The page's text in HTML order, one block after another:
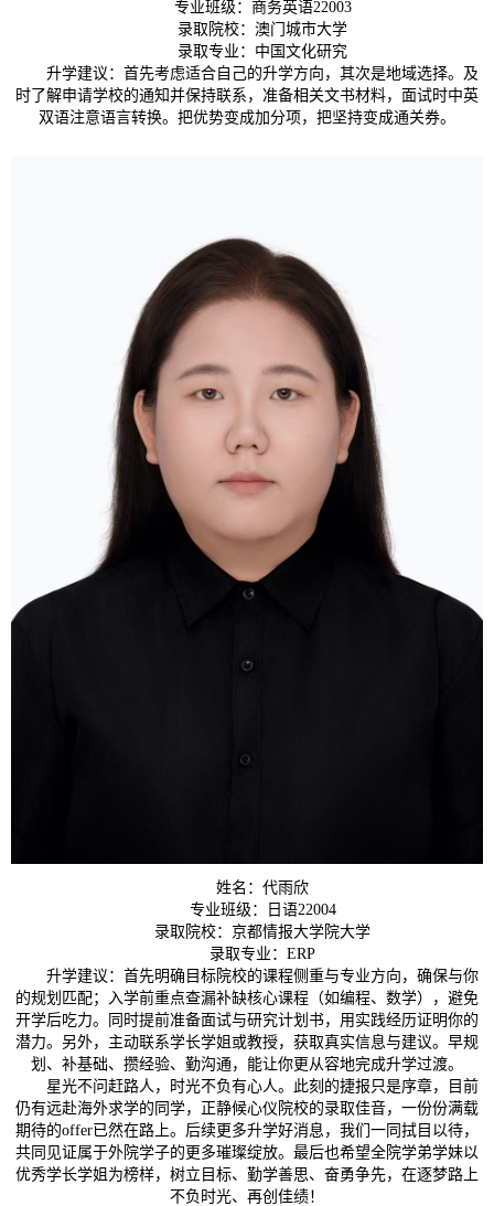
专业班级：商务英语22003
录取院校：澳门城市大学
录取专业：中国文化研究
升学建议：首先考虑适合自己的升学方向，其次是地域选择。及
时了解申请学校的通知并保持联系，准备相关文书材料，面试时中英
双语注意语言转换。把优势变成加分项，把坚持变成通关券。
姓名：代雨欣
专业班级：日语22004
录取院校：京都情报大学院大学
录取专业：ERP
升学建议：首先明确目标院校的课程侧重与专业方向，确保与你
的规划匹配；入学前重点查漏补缺核心课程（如编程、数学），避免
开学后吃力。同时提前准备面试与研究计划书，用实践经历证明你的
潜力。另外，主动联系学长学姐或教授，获取真实信息与建议。早规
划、补基础、攒经验、勤沟通，能让你更从容地完成升学过渡。
星光不问赶路人，时光不负有心人。此刻的捷报只是序章，目前
仍有远赴海外求学的同学，正静候心仪院校的录取佳音，一份份满载
期待的offer已然在路上。后续更多升学好消息，我们一同拭目以待，
共同见证属于外院学子的更多璀璨绽放。最后也希望全院学弟学妹以
优秀学长学姐为榜样，树立目标、勤学善思、奋勇争先，在逐梦路上
不负时光、再创佳绩！